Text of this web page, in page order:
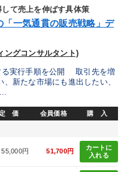
て売上を伸ばす具体策
「一気通貫の販売戦略」デ
グコンサルタント)
る実行手順を公開 取引先を増
新たな市場にも進出したい、
定 価 会員価格 購 入
55,000円 51,700円
カートに
入れる